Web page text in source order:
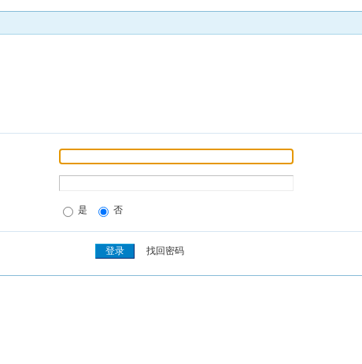
是 否
找回密码